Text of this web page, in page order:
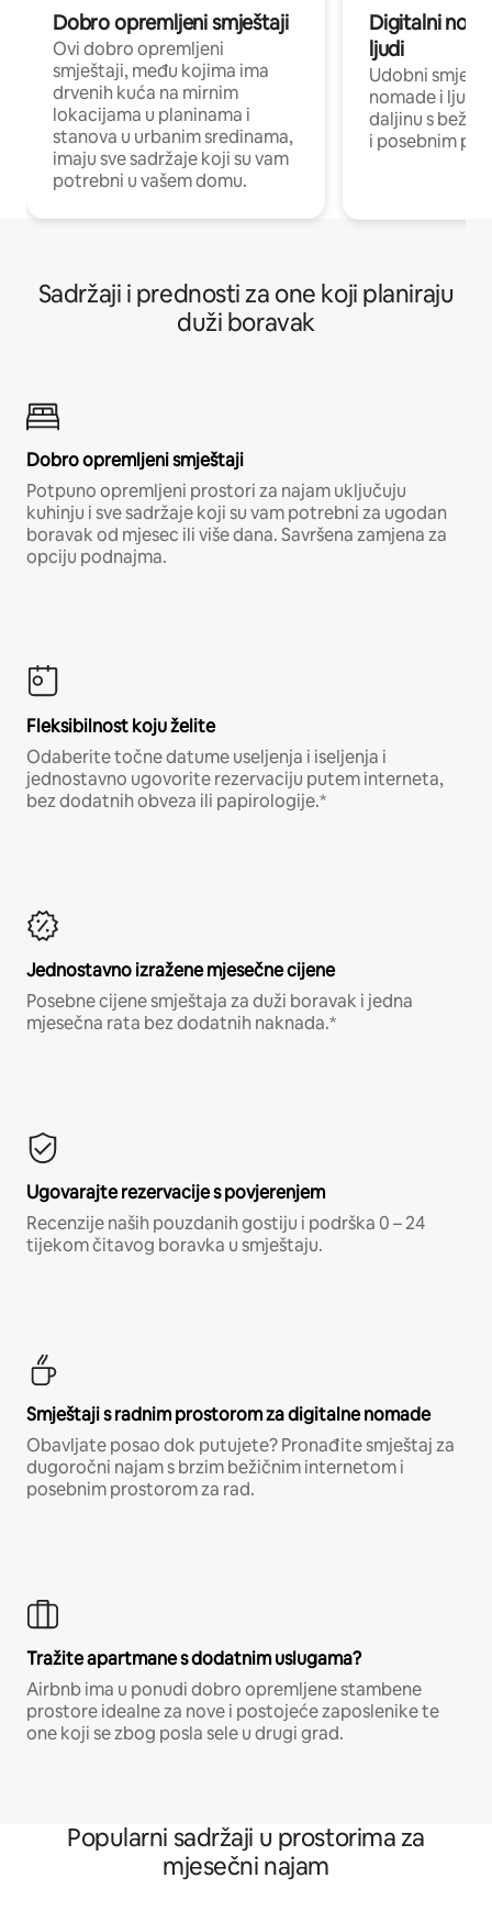
Dobro opremljeni smještaji
Ovi dobro opremljeni
smještaji, među kojima ima
drvenih kuća na mirnim
lokacijama u planinama i
stanova u urbanim sredinama,
imaju sve sadržaje koji su vam
potrebni u vašem domu.
Digitalni
ljudi
Udobni
nomade i ljude
daljinu s
i posebnim
Sadržaji i prednosti za one koji planiraju
duži boravak
Dobro opremljeni smještaji
Potpuno opremljeni prostori za najam uključuju
kuhinju i sve sadržaje koji su vam potrebni za ugodan
boravak od mjesec ili više dana. Savršena zamjena za
opciju podnajma.
Fleksibilnost koju želite
Odaberite točne datume useljenja i iseljenja i
jednostavno ugovorite rezervaciju putem interneta,
bez dodatnih obveza ili papirologije.*
Jednostavno izražene mjesečne cijene
Posebne cijene smještaja za duži boravak i jedna
mjesečna rata bez dodatnih naknada.*
Ugovarajte rezervacije s povjerenjem
Recenzije naših pouzdanih gostiju i podrška 0 – 24
tijekom čitavog boravka u smještaju.
Smještaji s radnim prostorom za digitalne nomade
Obavljate posao dok putujete? Pronađite smještaj za
dugoročni najam s brzim bežičnim internetom i
posebnim prostorom za rad.
Tražite apartmane s dodatnim uslugama?
Airbnb ima u ponudi dobro opremljene stambene
prostore idealne za nove i postojeće zaposlenike te
one koji se zbog posla sele u drugi grad.
Popularni sadržaji u prostorima za
mjesečni najam